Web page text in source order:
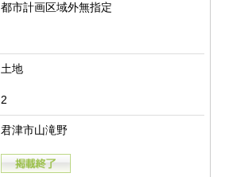
都市計画区域外無指定
土地
2
君津市山滝野